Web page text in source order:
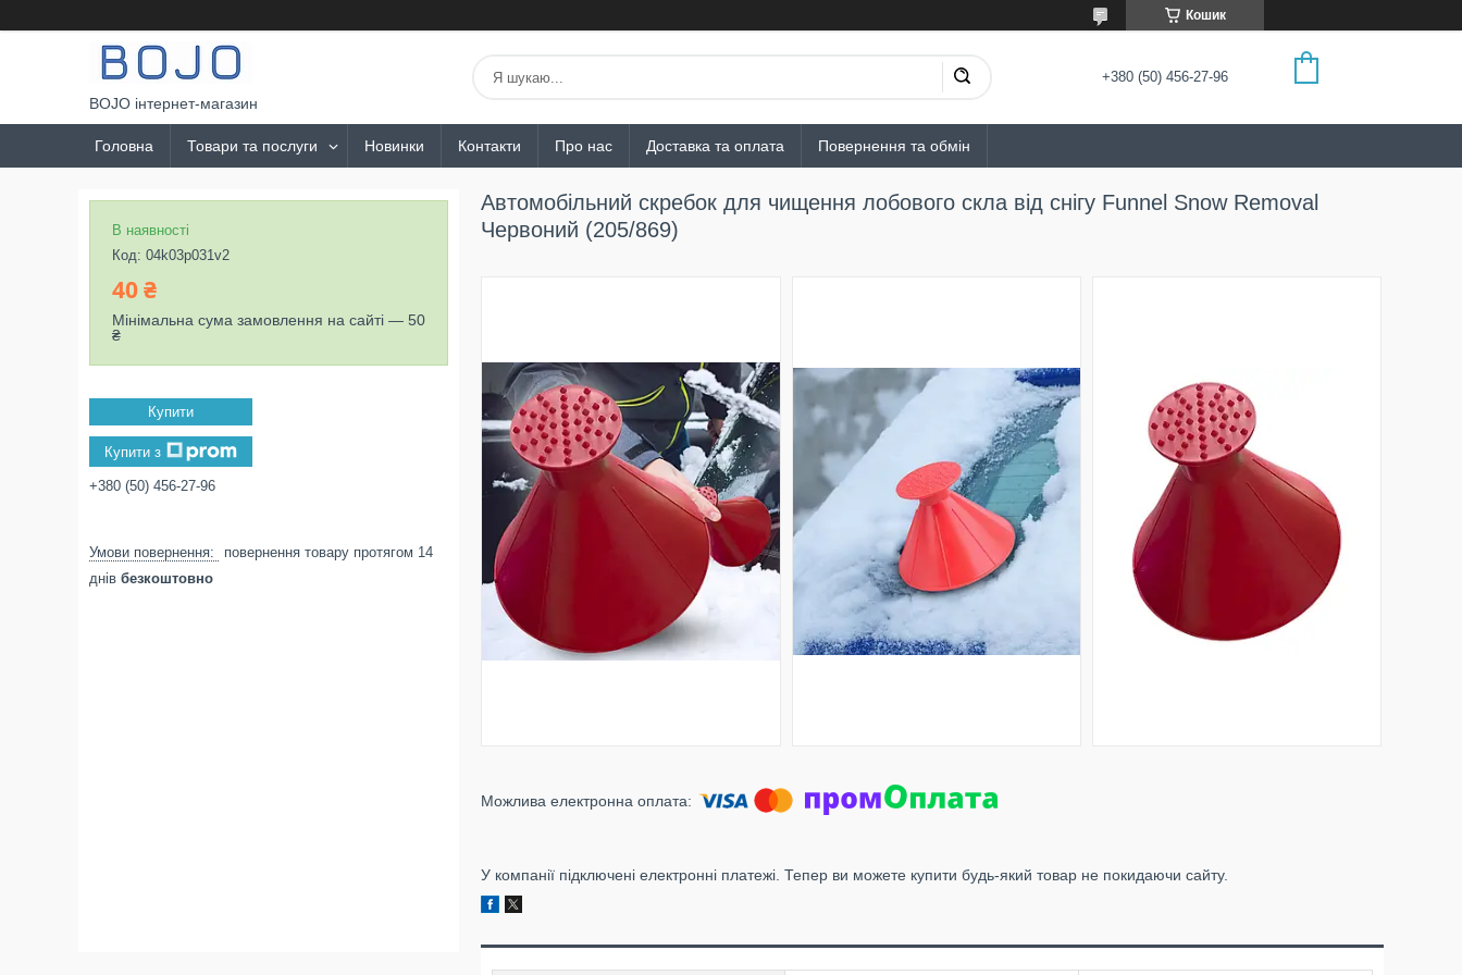
Кошик
BOJO інтернет-магазин
+380 (50) 456-27-96
Головна Товари та послуги Новинки Контакти Про нас Доставка та оплата Повернення та обмін
Автомобільний скребок для чищення лобового скла від снігу Funnel Snow Removal
Червоний (205/869)
У компанії підключені електронні платежі. Тепер ви можете купити будь-який товар не покидаючи сайту.
В наявності
Код: 04k03p031v2
40 ₴
Мінімальна сума замовлення на сайті — 50
₴
Купити
Купити з
+380 (50) 456-27-96
повернення товару протягом 14
днів безкоштовно